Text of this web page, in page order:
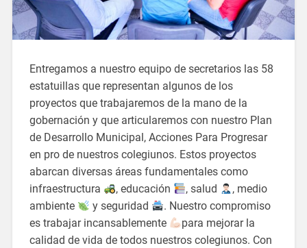
Entregamos a nuestro equipo de secretarios las 58
estatuillas que representan algunos de los
proyectos que trabajaremos de la mano de la
gobernación y que articularemos con nuestro Plan
de Desarrollo Municipal, Acciones Para Progresar
en pro de nuestros colegiunos. Estos proyectos
abarcan diversas áreas fundamentales como
infraestructura
, educación , salud
, medio
ambiente
y seguridad
. Nuestro compromiso
es trabajar incansablemente
para mejorar la
calidad de vida de todos nuestros colegiunos. Con